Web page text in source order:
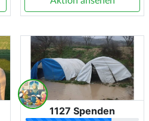
1127 Spenden